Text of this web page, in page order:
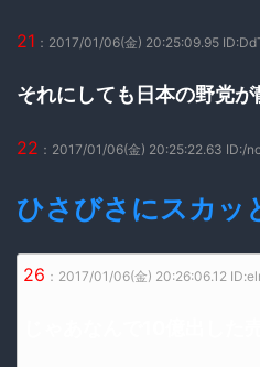
21 ：2017/01/06(金) 20:25:09.95
それにしても日本の野党が
22 ：2017/01/06(金) 20:25:22.63 ID:/
ひさびさにスカッ
26 ：2017/01/06(金) 20:26:06.12